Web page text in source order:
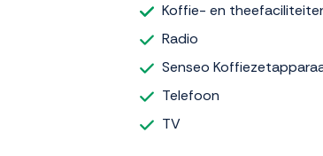
Koffie- en
Radio
Senseo
Telefoon
TV